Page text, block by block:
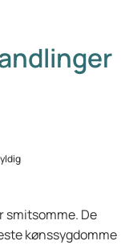
smitsomme. De
kønssygdomme